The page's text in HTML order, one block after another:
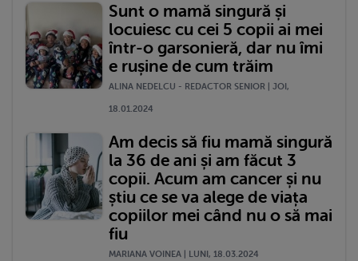
Sunt o mamă singură și
locuiesc cu cei 5 copii ai mei
într-o garsonieră, dar nu îmi
e rușine de cum trăim
ALINA NEDELCU - REDACTOR SENIOR | JOI,
18.01.2024
Am decis să fiu mamă singură
la 36 de ani și am făcut 3
copii. Acum am cancer și nu
știu ce se va alege de viața
copiilor mei când nu o să mai
fiu
MARIANA VOINEA | LUNI, 18.03.2024